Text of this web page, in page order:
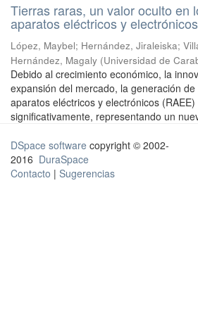
Tierras raras, un valor oculto en
aparatos eléctricos y
López, Maybel; Hernández, Jiraleiska;
Hernández, Magaly (Universidad de
Debido al crecimiento económico, la
expansión del mercado, la generación
aparatos eléctricos y electrónicos
significativamente, representando un
DSpace software copyright © 2002-
2016 DuraSpace
Contacto | Sugerencias